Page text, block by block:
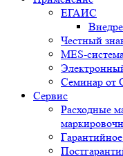
ЕГАИС
Честный
MES-
Семинар
Сервис
Расходные